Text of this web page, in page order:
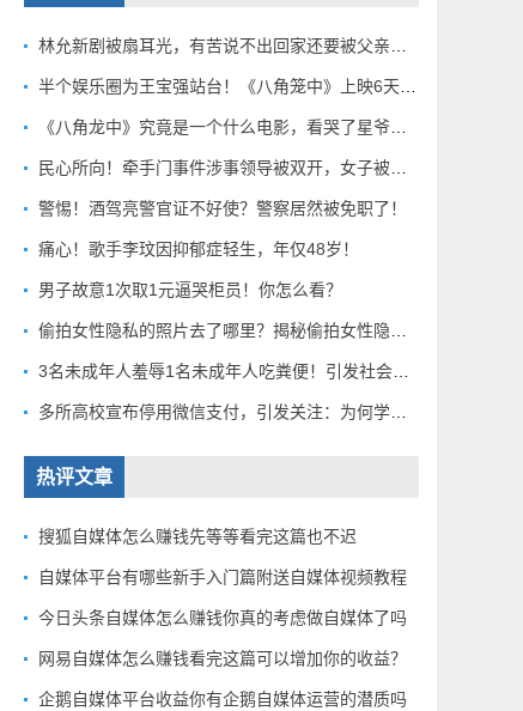
警惕！酒驾亮警官证不好使？警察居然被免职了！
痛心！歌手李玟因抑郁症轻生，年仅48岁！
男子故意1次取1元逼哭柜员！你怎么看？
热评文章
搜狐自媒体怎么赚钱先等等看完这篇也不迟
自媒体平台有哪些新手入门篇附送自媒体视频教程
今日头条自媒体怎么赚钱你真的考虑做自媒体了吗
网易自媒体怎么赚钱看完这篇可以增加你的收益？
企鹅自媒体平台收益你有企鹅自媒体运营的潜质吗